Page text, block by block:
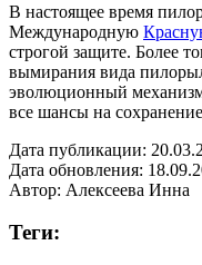
В настоящее время
Международную
строгой защите. Более
вымирания вида
эволюционный механизм
все шансы на
Дата публикации:
Дата обновления:
Автор: Алексеева Инна
Теги: